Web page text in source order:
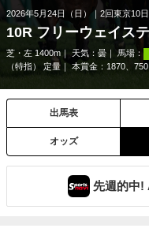
2026年5月24日（日） 2回東京10日
10R フリーウェイス
芝・左 1400m 天気： 曇 馬場：
（特指） 定量
本賞金：1870、
出馬表
オッズ
先週的中!